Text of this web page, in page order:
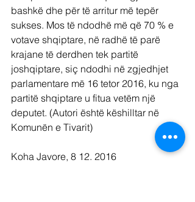
bashkë dhe për të arritur më tepër
sukses. Mos të ndodhë më që 70 % e
votave shqiptare, në radhë të parë
krajane të derdhen tek partitë
joshqiptare, siç ndodhi në zgjedhjet
parlamentare më 16 tetor 2016, ku nga
partitë shqiptare u fitua vetëm një
deputet. (Autori është këshilltar në
Komunën e Tivarit)
Koha Javore, 8 12. 2016